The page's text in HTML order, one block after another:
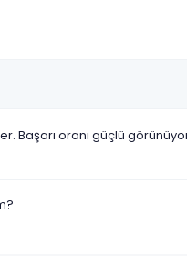
Başarı oranı güçlü